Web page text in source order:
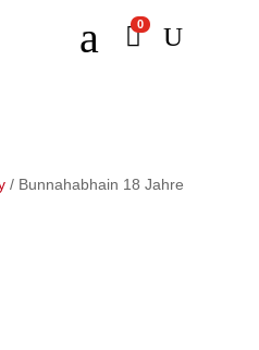
a 0 U
/ Bunnahabhain 18 Jahre